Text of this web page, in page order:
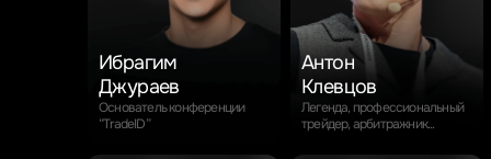
Ибрагим
Джураев
Основатель конференции
“TradeID”
Антон
Клевцов
Легенда, профессиональный
трейдер, арбитражник...
Антон
Клевцов
Легенда, профессиональный
трейдер, арбитражник. Автор
одноименного ютуб канала.